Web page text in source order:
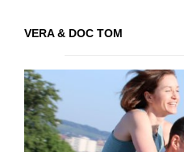
VERA & DOC TOM